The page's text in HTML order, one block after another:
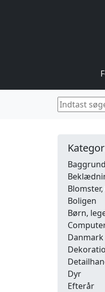
Boligen
Børn,
Danmark
Dyr
Efterår